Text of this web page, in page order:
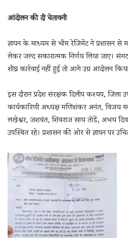
आंदोलन की दी चेतावनी
ज्ञापन के माध्यम से भीम रेजिमेंट ने प्रशासन
लेकर जल्द सकारात्मक निर्णय लिया जाए।
शीघ्र कार्रवाई नहीं हुई तो आगे उग्र आंदोलन
इस दौरान प्रदेश संरक्षक दिलीप कश्यप, जिला
कार्यकारिणी अध्यक्ष मणिशंकर अनंत, विजय
लखेश्वर, जशवंत, शिवराज साय तोडें, अभय
उपस्थित रहे। प्रशासन की ओर से ज्ञापन पर